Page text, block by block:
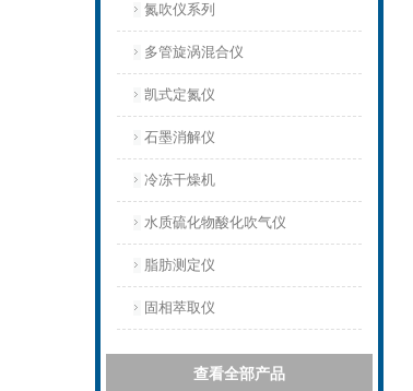
氮吹仪系列
多管旋涡混合仪
凯式定氮仪
石墨消解仪
冷冻干燥机
水质硫化物酸化吹气仪
脂肪测定仪
固相萃取仪
查看全部产品